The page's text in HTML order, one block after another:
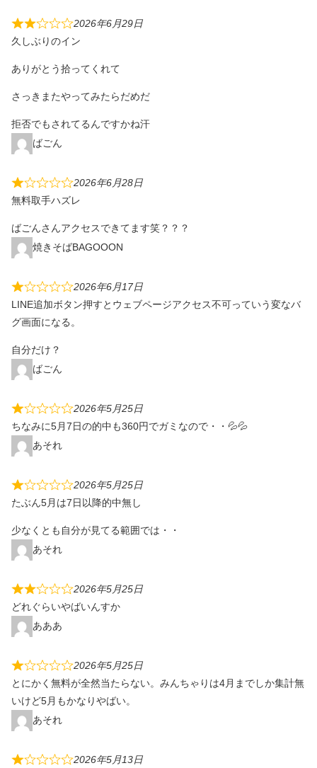
2026年6月29日
久しぶりのイン
ありがとう拾ってくれて
さっきまたやってみたらだめだ
拒否でもされてるんですかね汗
ばごん
2026年6月28日
無料取手ハズレ
ばごんさんアクセスできてます笑？？？
焼きそばBAGOOON
2026年6月17日
LINE追加ボタン押すとウェブページアクセス不可っていう変なバ
グ画面になる。
自分だけ？
ばごん
2026年5月25日
ちなみに5月7日の的中も360円でガミなので・・💦💦
あそれ
2026年5月25日
たぶん5月は7日以降的中無し
少なくとも自分が見てる範囲では・・
あそれ
2026年5月25日
どれぐらいやばいんすか
あああ
2026年5月25日
とにかく無料が全然当たらない。みんちゃりは4月までしか集計無
いけど5月もかなりやばい。
あそれ
2026年5月13日